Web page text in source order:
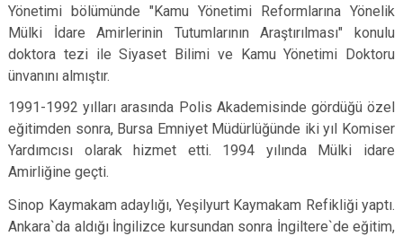
Yönetimi bölümünde "Kamu Yönetimi Reformlarına Yönelik
Mülki İdare Amirlerinin Tutumlarının Araştırılması" konulu
doktora tezi ile Siyaset Bilimi ve Kamu Yönetimi Doktoru
ünvanını almıştır.
1991-1992 yılları arasında Polis Akademisinde gördüğü özel
eğitimden sonra, Bursa Emniyet Müdürlüğünde iki yıl Komiser
Yardımcısı olarak hizmet etti. 1994 yılında Mülki idare
Amirliğine geçti.
Sinop Kaymakam adaylığı, Yeşilyurt Kaymakam Refikliği yaptı.
Ankara`da aldığı İngilizce kursundan sonra İngiltere`de eğitim,